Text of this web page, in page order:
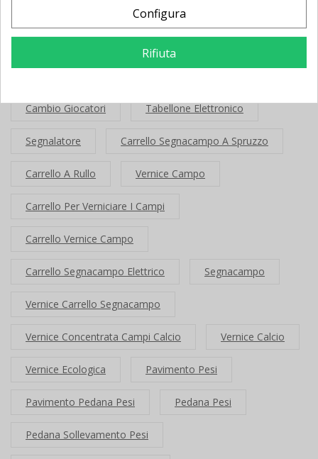
Reformer Carrello Segnacampo
Cambio Giocatori Tabellone Elettronico
Segnalatore Carrello Segnacampo A Spruzzo
Carrello A Rullo Vernice Campo
Carrello Per Verniciare I Campi
Carrello Vernice Campo
Carrello Segnacampo Elettrico Segnacampo
Vernice Carrello Segnacampo
Vernice Concentrata Campi Calcio Vernice Calcio
Vernice Ecologica Pavimento Pesi
Pavimento Pedana Pesi Pedana Pesi
Pedana Sollevamento Pesi
Configura
Rifiuta